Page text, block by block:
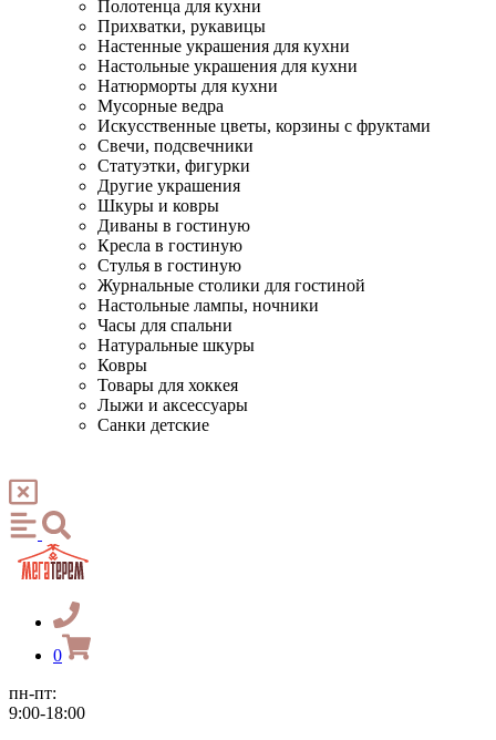
Полотенца для кухни
Прихватки, рукавицы
Настенные украшения для кухни
Настольные украшения для кухни
Натюрморты для кухни
Мусорные ведра
Искусственные цветы, корзины с фруктами
Свечи, подсвечники
Статуэтки, фигурки
Другие украшения
Шкуры и ковры
Диваны в гостиную
Кресла в гостиную
Стулья в гостиную
Журнальные столики для гостиной
Настольные лампы, ночники
Часы для спальни
Натуральные шкуры
Ковры
Товары для хоккея
Лыжи и аксессуары
Санки детские
0
пн-пт:
9:00-18:00